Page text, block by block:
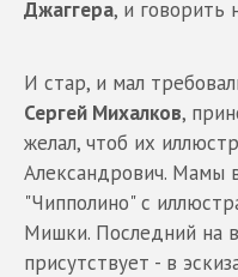
Джаггера, и говорить
И стар, и мал
Сергей Михалков,
желал, чтоб их
Александрович. Мамы
"Чипполино" с
Мишки. Последний на
присутствует - в